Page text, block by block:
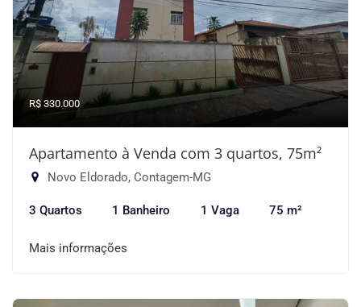
R$ 330.000
Apartamento à Venda com 3 quartos, 75m²
Novo Eldorado, Contagem-MG
3 Quartos 1 Banheiro 1 Vaga 75 m²
Mais informações